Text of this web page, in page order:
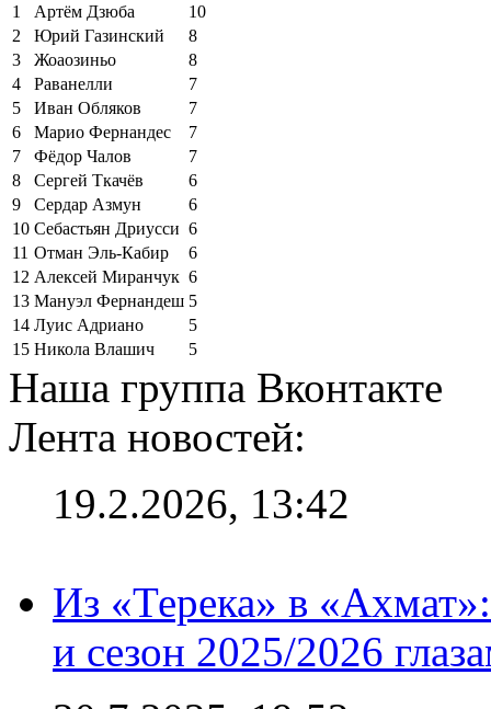
1
Артём Дзюба
10
2
Юрий Газинский
8
3
Жоаозиньо
8
4
Раванелли
7
5
Иван Обляков
7
6
Марио Фернандес
7
7
Фёдор Чалов
7
8
Сергей Ткачёв
6
9
Сердар Азмун
6
10 Себастьян Дриусси 6
11 Отман Эль-Кабир
6
12 Алексей Миранчук 6
13 Мануэл Фернандеш 5
14 Луис Адриано
5
15 Никола Влашич 5
Наша группа Вконтакте
Лента новостей:
19.2.2026, 13:42
Из «Терека» в
и сезон 2025/2026